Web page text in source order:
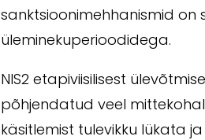
sanktsioonimehhanismid on
üleminekuperioodidega.
NIS2 etapiviisilisest
põhjendatud veel
käsitlemist tulevikku lükata